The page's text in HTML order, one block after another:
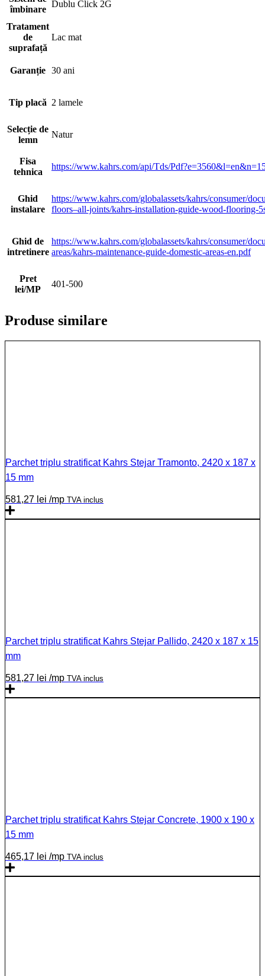
îmbinare
Dublu Click 2G
Tratament
de
suprafață
Lac mat
Garanție 30 ani
Tip placă 2 lamele
Selecție de
lemn
Natur
Fisa
tehnica
https://www.kahrs.com/api/Tds/
Ghid
instalare
https://www.kahrs.com/globalassets/kahrs/consumer/
floors–all-joints/kahrs-installation-guide-wood-flooring-
Ghid de
intretinere
https://www.kahrs.com/globalassets/kahrs/consumer/
areas/kahrs-maintenance-guide-domestic-areas-en.pdf
Pret
lei/MP
401-500
Produse similare
Parchet triplu stratificat Kahrs Stejar Tramonto, 2420 x 187 x
15 mm
581,27 lei /mp TVA inclus
Parchet triplu stratificat Kahrs Stejar Pallido, 2420 x 187 x 15
mm
581,27 lei /mp TVA inclus
Parchet triplu stratificat Kahrs Stejar Concrete, 1900 x 190 x
15 mm
465,17 lei /mp TVA inclus